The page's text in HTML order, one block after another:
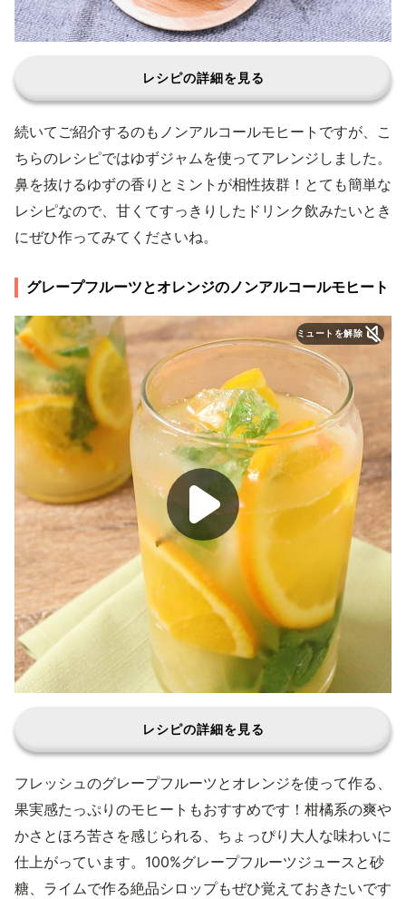
レシピの詳細を見る
続いてご紹介するのもノンアルコールモヒートですが、こ
ちらのレシピではゆずジャムを使ってアレンジしました。
鼻を抜けるゆずの香りとミントが相性抜群！とても簡単な
レシピなので、甘くてすっきりしたドリンク飲みたいとき
にぜひ作ってみてくださいね。
グレープフルーツとオレンジのノンアルコールモヒート
ミュートを解除
レシピの詳細を見る
フレッシュのグレープフルーツとオレンジを使って作る、
果実感たっぷりのモヒートもおすすめです！柑橘系の爽や
かさとほろ苦さを感じられる、ちょっぴり大人な味わいに
仕上がっています。100%グレープフルーツジュースと砂
糖、ライムで作る絶品シロップもぜひ覚えておきたいです